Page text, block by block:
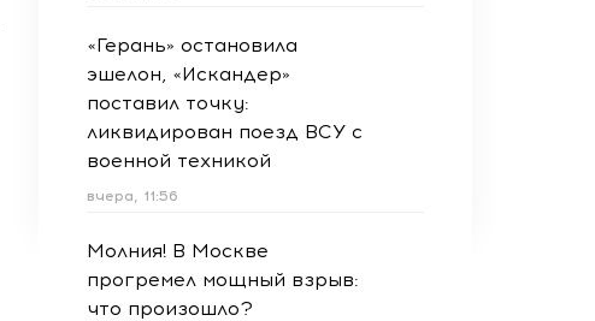
«Герань» остановила
эшелон, «Искандер»
поставил точку:
ликвидирован поезд ВСУ с
военной техникой
вчера, 11:56
Молния! В Москве
прогремел мощный взрыв:
что произошло?